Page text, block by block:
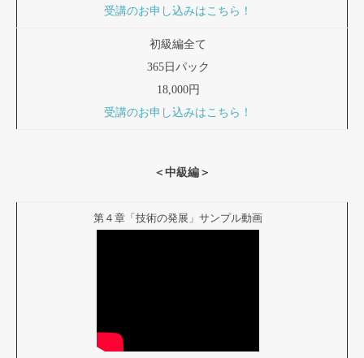
受講のお申し込みはこちら！
初級編全て
365日パック
18,000円
受講のお申し込みはこちら！
＜中級編＞
第４章「技術の発展」サンプル動画